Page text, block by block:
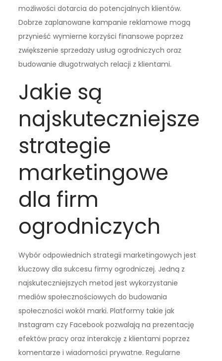
możliwości dotarcia do potencjalnych klientów.
Dobrze zaplanowane kampanie reklamowe mogą
przynieść wymierne korzyści finansowe poprzez
zwiększenie sprzedaży usług ogrodniczych oraz
budowanie długotrwałych relacji z klientami.
Jakie są
najskuteczniejsze
strategie
marketingowe
dla firm
ogrodniczych
Wybór odpowiednich strategii marketingowych jest
kluczowy dla sukcesu firmy ogrodniczej. Jedną z
najskuteczniejszych metod jest wykorzystanie
mediów społecznościowych do budowania
społeczności wokół marki. Platformy takie jak
Instagram czy Facebook pozwalają na prezentację
efektów pracy oraz interakcję z klientami poprzez
komentarze i wiadomości prywatne. Regularne